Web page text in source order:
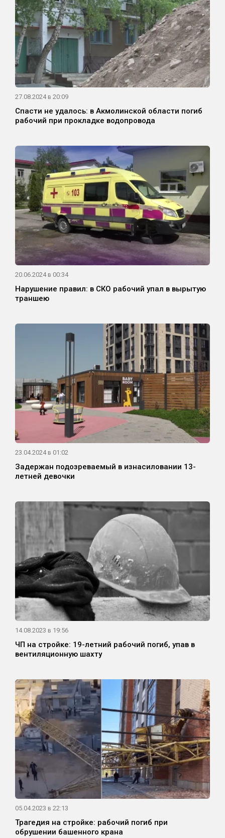
27.08.2024 в 20:09
Спасти не удалось: в Акмолинской области погиб
рабочий при прокладке водопровода
20.06.2024 в 00:34
Нарушение правил: в СКО рабочий упал в вырытую
траншею
23.04.2024 в 01:02
Задержан подозреваемый в изнасиловании 13-
летней девочки
14.08.2023 в 19:56
ЧП на стройке: 19-летний рабочий погиб, упав в
вентиляционную шахту
05.04.2023 в 22:13
Трагедия на стройке: рабочий погиб при
обрушении башенного крана